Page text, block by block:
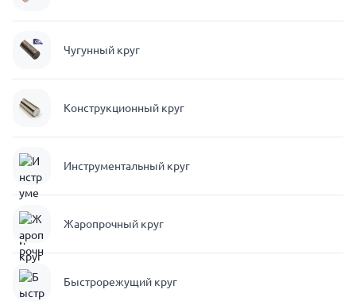
Чугунный круг
Конструкционный круг
Инструментальный круг
Жаропрочный круг
Быстрорежущий круг